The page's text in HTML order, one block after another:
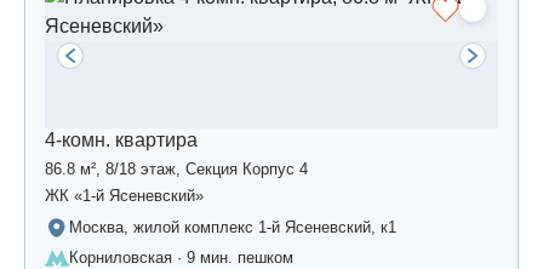
4-комн. квартира
86.8 м², 8/18 этаж, Секция Корпус 4
ЖК «1-й Ясеневский»
Москва, жилой комплекс 1-й Ясеневский, к1
Корниловская · 9 мин. пешком